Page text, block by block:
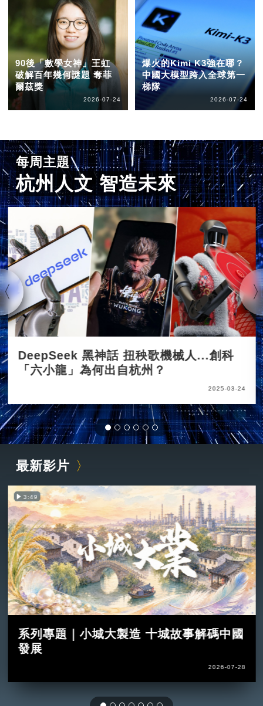
90後「數學女神」王虹
破解百年幾何謎題 奪菲
爾茲獎
2026-07-24
爆火的Kimi K3強在哪？
中國大模型跨入全球第一
梯隊
2026-07-24
每周主題
杭州人文 智造未來
DeepSeek 黑神話 扭秧歌機械人...創科
「六小龍」為何出自杭州？
2025-03-24
最新影片
3:49
系列專題｜小城大製造 十城故事解碼中國
發展
2026-07-28